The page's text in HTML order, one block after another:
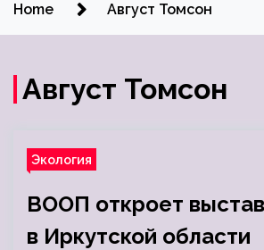
Home Август Томсон
Август Томсон
Экология
ВООП откроет
в Иркутской области